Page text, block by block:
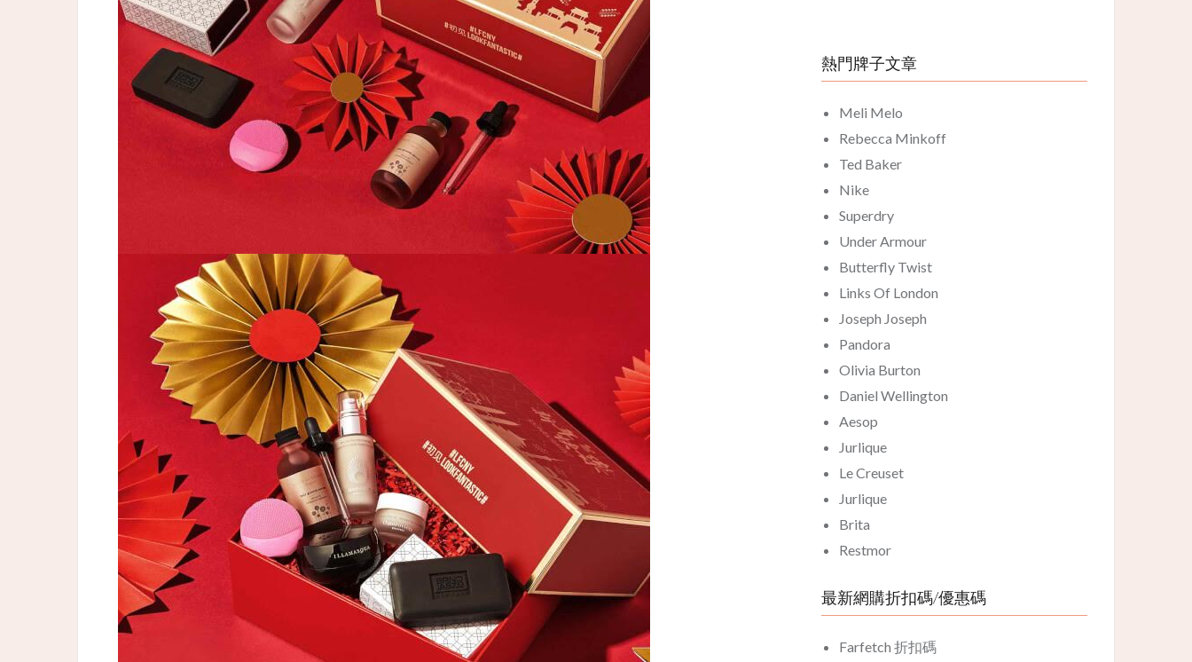
熱門牌子文章
Meli Melo
Rebecca Minkoff
Ted Baker
Nike
Superdry
Under Armour
Butterfly Twist
Links Of London
Joseph Joseph
Pandora
Olivia Burton
Daniel Wellington
Aesop
Jurlique
Le Creuset
Jurlique
Brita
Restmor
最新網購折扣碼/優惠碼
Farfetch 折扣碼